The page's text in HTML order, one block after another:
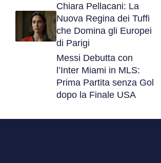
Chiara Pellacani: La
Nuova Regina dei Tuffi
che Domina gli Europei
di Parigi
Messi Debutta con
l’Inter Miami in MLS:
Prima Partita senza Gol
dopo la Finale USA